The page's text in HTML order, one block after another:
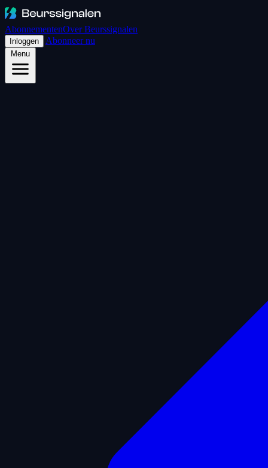
AbonnementenOver Beurssignalen
Inloggen Abonneer nu
Menu